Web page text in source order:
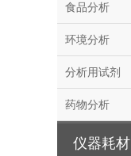
食品分析
环境分析
分析用试剂
药物分析
仪器耗材